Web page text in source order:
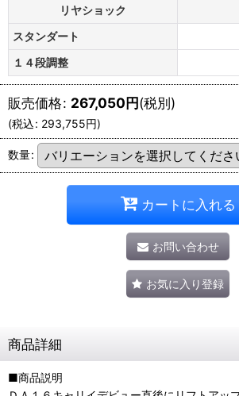
リヤショック
スタンダート
１４段調整
販売価格: 267,050円(税別)
(税込: 293,755円)
数量:
カートに入れる
お問い合わせ
お気に入り登録
商品詳細
■商品説明